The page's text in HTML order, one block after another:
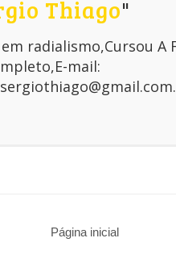
Thiago"
radialismo,Cursou A
mail:
Página inicial